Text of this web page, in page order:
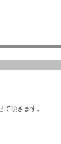
頂きます。